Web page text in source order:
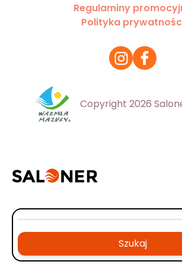
Regulaminy
Polityka
Copyright 2026
Szukaj